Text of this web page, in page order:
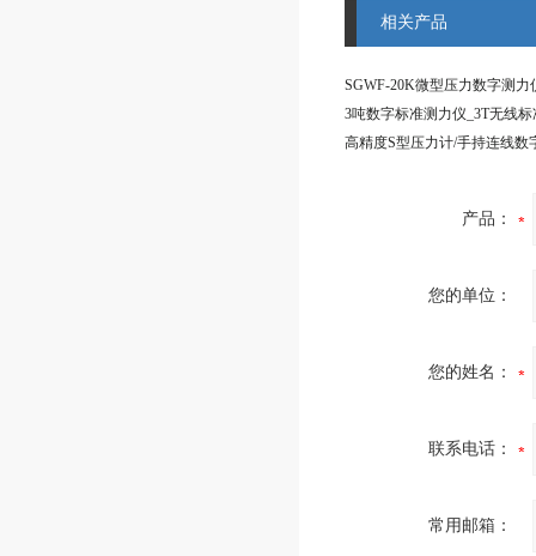
相关产品
产品：
您的单位：
您的姓名：
联系电话：
常用邮箱：